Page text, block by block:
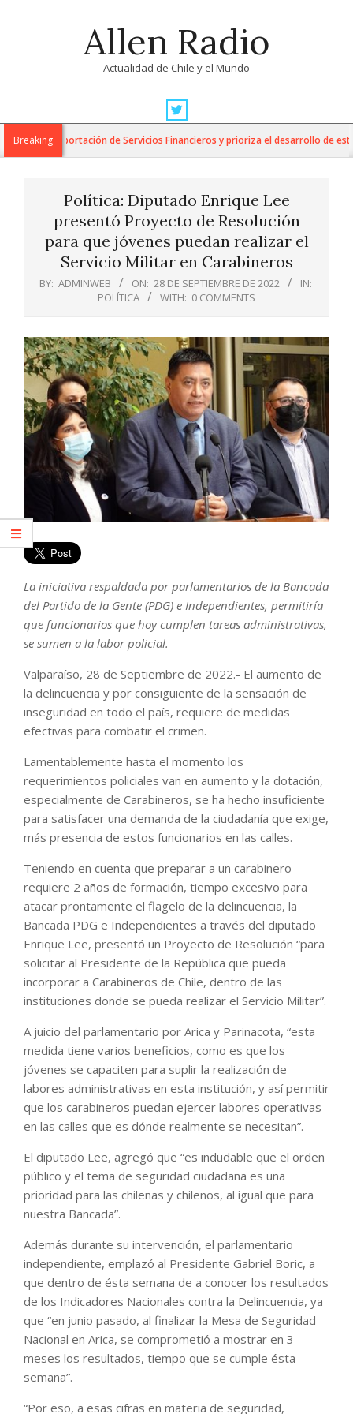
Allen Radio
Actualidad de Chile y el Mundo
Navigation
MenuBreaking
para la Exportación de Servicios Financieros y prioriza el desarrollo de esta
Política: Diputado Enrique Lee
presentó Proyecto de Resolución
para que jóvenes puedan realizar el
Servicio Militar en Carabineros
BY: ADMINWEB ON: 28 DE SEPTIEMBRE DE 2022
IN:
POLÍTICA
WITH: 0 COMMENTS
La iniciativa respaldada por parlamentarios de la Bancada
del Partido de la Gente (PDG) e Independientes, permitiría
que funcionarios que hoy cumplen tareas administrativas,
se sumen a la labor policial.
Valparaíso, 28 de Septiembre de 2022.- El aumento de
la delincuencia y por consiguiente de la sensación de
inseguridad en todo el país, requiere de medidas
efectivas para combatir el crimen.
Lamentablemente hasta el momento los
requerimientos policiales van en aumento y la dotación,
especialmente de Carabineros, se ha hecho insuficiente
para satisfacer una demanda de la ciudadanía que exige,
más presencia de estos funcionarios en las calles.
Teniendo en cuenta que preparar a un carabinero
requiere 2 años de formación, tiempo excesivo para
atacar prontamente el flagelo de la delincuencia, la
Bancada PDG e Independientes a través del diputado
Enrique Lee, presentó un Proyecto de Resolución “para
solicitar al Presidente de la República que pueda
incorporar a Carabineros de Chile, dentro de las
instituciones donde se pueda realizar el Servicio Militar”.
A juicio del parlamentario por Arica y Parinacota, “esta
medida tiene varios beneficios, como es que los
jóvenes se capaciten para suplir la realización de
labores administrativas en esta institución, y así permitir
que los carabineros puedan ejercer labores operativas
en las calles que es dónde realmente se necesitan”.
El diputado Lee, agregó que “es indudable que el orden
público y el tema de seguridad ciudadana es una
prioridad para las chilenas y chilenos, al igual que para
nuestra Bancada”.
Además durante su intervención, el parlamentario
independiente, emplazó al Presidente Gabriel Boric, a
que dentro de ésta semana de a conocer los resultados
de los Indicadores Nacionales contra la Delincuencia, ya
que “en junio pasado, al finalizar la Mesa de Seguridad
Nacional en Arica, se comprometió a mostrar en 3
meses los resultados, tiempo que se cumple ésta
semana”.
“Por eso, a esas cifras en materia de seguridad,